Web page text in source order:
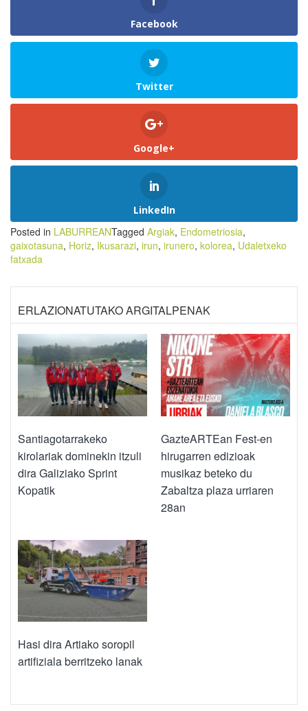
Facebook
Twitter
Google+
LinkedIn
Posted in LABURREANTagged Argiak, Endometriosia,
gaixotasuna, Horiz, Ikusarazi, irun, irunero, kolorea, Udaletxeko
fatxada
ERLAZIONATUTAKO ARGITALPENAK
Santiagotarrakeko
kirolariak dominekin itzuli
dira Galiziako Sprint
Kopatik
GazteARTEan Fest-en
hirugarren edizioak
musikaz beteko du
Zabaltza plaza urriaren
28an
Hasi dira Artiako soropil
artifiziala berritzeko lanak